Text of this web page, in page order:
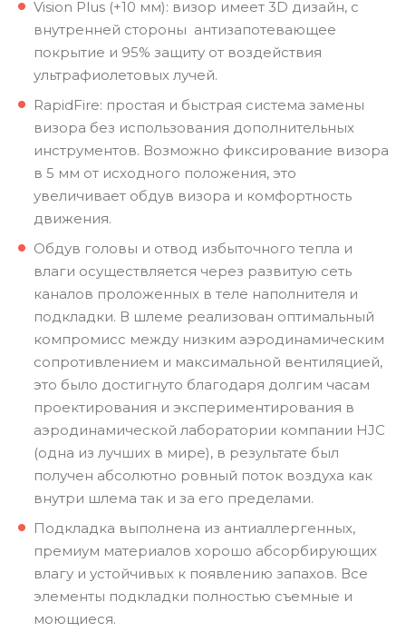
Vision Plus (+10 мм): визор имеет 3D дизайн, с
внутренней стороны антизапотевающее
покрытие и 95% защиту от воздействия
ультрафиолетовых лучей.
RapidFire: простая и быстрая система замены
визора без использования дополнительных
инструментов. Возможно фиксирование визора
в 5 мм от исходного положения, это
увеличивает обдув визора и комфортность
движения.
Обдув головы и отвод избыточного тепла и
влаги осуществляется через развитую сеть
каналов проложенных в теле наполнителя и
подкладки. В шлеме реализован оптимальный
компромисс между низким аэродинамическим
сопротивлением и максимальной вентиляцией,
это было достигнуто благодаря долгим часам
проектирования и экспериментирования в
аэродинамической лаборатории компании HJC
(одна из лучших в мире), в результате был
получен абсолютно ровный поток воздуха как
внутри шлема так и за его пределами.
Подкладка выполнена из антиаллергенных,
премиум материалов хорошо абсорбирующих
влагу и устойчивых к появлению запахов. Все
элементы подкладки полностью съемные и
моющиеся.